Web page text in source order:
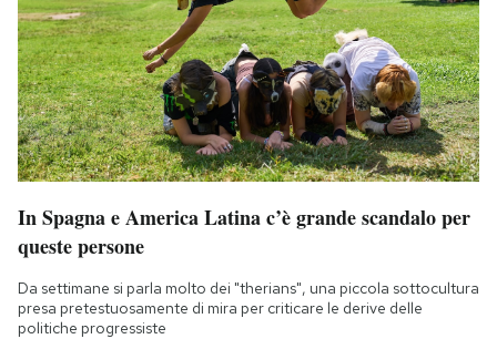
In Spagna e America Latina c’è grande scandalo per
queste persone
Da settimane si parla molto dei "therians", una piccola sottocultura
presa pretestuosamente di mira per criticare le derive delle
politiche progressiste